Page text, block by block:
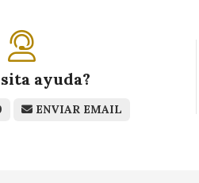
ayuda?
ENVIAR EMAIL